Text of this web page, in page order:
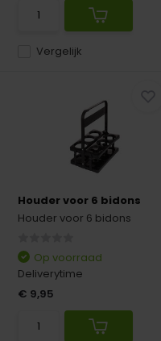
Vergelijk
Houder voor 6 bidons
Houder voor 6 bidons
Op voorraad
Deliverytime
€ 9,95